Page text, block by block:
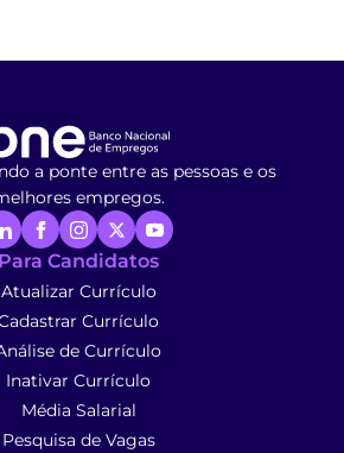
a ponte entre as pessoas e os
empregos.
Para Candidatos
Atualizar Currículo
Currículo
de Currículo
Inativar Currículo
Média Salarial
Pesquisa de Vagas